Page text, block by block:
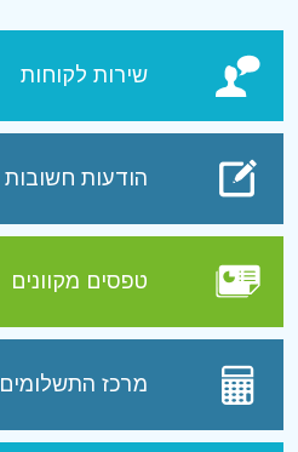
שירות לקוחות
הודעות חשובות
טפסים מקוונים
מרכז התשלומים